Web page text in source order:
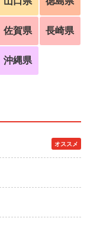
佐賀県 長崎県
沖縄県
オススメ